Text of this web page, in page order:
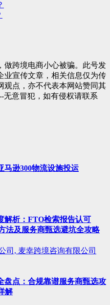
做跨境电商小心被骗。此号发
业宣传文章，相关信息仅为传
观点，亦不代表本网站赞同其
无意冒犯，如有侵权请联系
马逊300物流设施投运
解析：FTO检索报告认可
法及服务商甄选避坑全攻略
司, 麦幸跨境咨询有限公司
盘点：合规靠谱服务商甄选攻
解